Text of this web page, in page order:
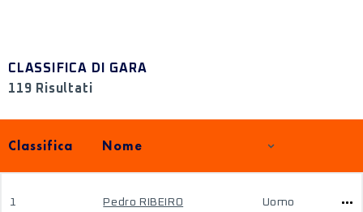
CLASSIFICA DI GARA
119 Risultati
Classifica Nome
1 Pedro RIBEIRO Uomo